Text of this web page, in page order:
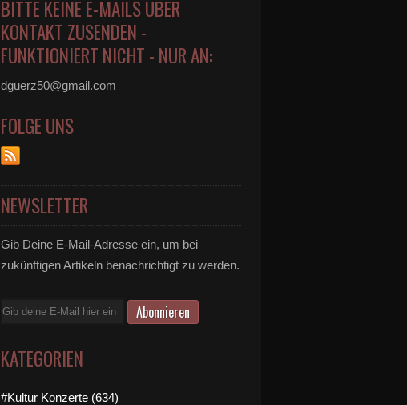
BITTE KEINE E-MAILS ÜBER
KONTAKT ZUSENDEN -
FUNKTIONIERT NICHT - NUR AN:
dguerz50@gmail.com
FOLGE UNS
NEWSLETTER
Gib Deine E-Mail-Adresse ein, um bei
zukünftigen Artikeln benachrichtigt zu werden.
E-
KATEGORIEN
#Kultur Konzerte (634)